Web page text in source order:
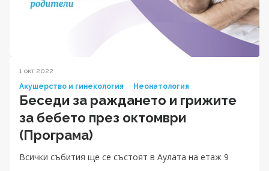
1 окт 2022
Акушерство и гинекология
Неонатология
Беседи за раждането и грижите
за бебетo през октомври
(Програма)
Всички събития ще се състоят в Аулата на етаж 9